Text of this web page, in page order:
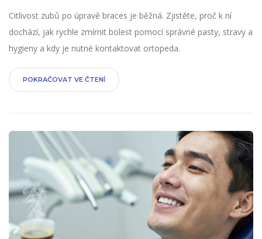
Citlivost zubů po úpravě braces je běžná. Zjistěte, proč k ní
dochází, jak rychle zmírnit bolest pomocí správné pasty, stravy a
hygieny a kdy je nutné kontaktovat ortopeda.
POKRAČOVAT VE ČTENÍ